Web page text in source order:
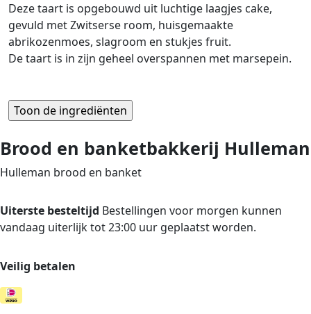
Deze taart is opgebouwd uit luchtige laagjes cake,
gevuld met Zwitserse room, huisgemaakte
abrikozenmoes, slagroom en stukjes fruit.
De taart is in zijn geheel overspannen met marsepein.
Brood en banketbakkerij Hulleman
Hulleman brood en banket
Uiterste besteltijd Bestellingen voor morgen kunnen
vandaag uiterlijk tot 23:00 uur geplaatst worden.
Veilig betalen